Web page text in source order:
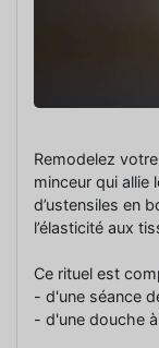
Remodelez
minceur qui allie
d’ustensiles en
l’élasticité aux
Ce rituel est
- d'une séance
- d'une douche